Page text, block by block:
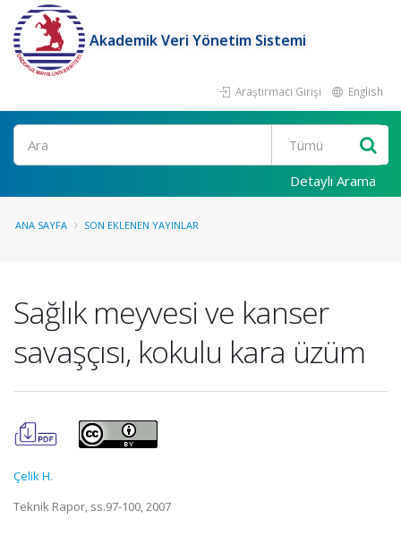
Akademik Veri Yönetim Sistemi
Araştırmacı Girişi English
Ara
Detaylı Arama
ANA SAYFA SON EKLENEN YAYINLAR
Sağlık meyvesi ve kanser
savaşçısı, kokulu kara üzüm
Çelik H.
Teknik Rapor, ss.97-100, 2007